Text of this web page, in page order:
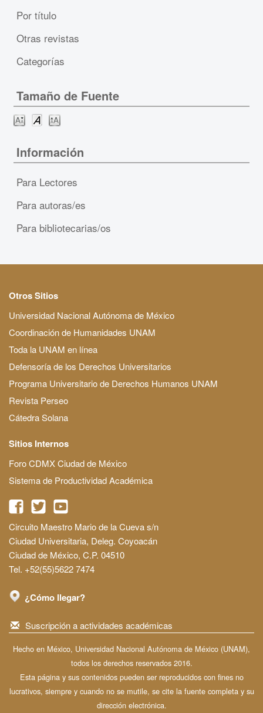
Por título
Otras revistas
Categorías
Tamaño de Fuente
Información
Para Lectores
Para autoras/es
Para bibliotecarias/os
Otros Sitios
Universidad Nacional Autónoma de México
Coordinación de Humanidades UNAM
Toda la UNAM en línea
Defensoría de los Derechos Universitarios
Programa Universitario de Derechos Humanos UNAM
Revista Perseo
Cátedra Solana
Sitios Internos
Foro CDMX Ciudad de México
Sistema de Productividad Académica
Circuito Maestro Mario de la Cueva s/n
Ciudad Universitaria, Deleg. Coyoacán
Ciudad de México, C.P. 04510
Tel. +52(55)5622 7474
¿Cómo llegar?
Suscripción a actividades académicas
Hecho en México, Universidad Nacional Autónoma de México (UNAM),
todos los derechos reservados 2016.
Esta página y sus contenidos pueden ser reproducidos con fines no
lucrativos, siempre y cuando no se mutile, se cite la fuente completa y su
dirección electrónica.